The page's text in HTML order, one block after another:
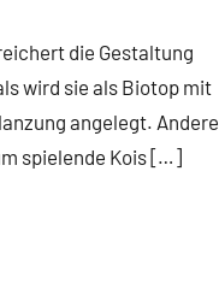
die Gestaltung
wird sie als Biotop mit
angelegt. Andere
spielende Kois […]